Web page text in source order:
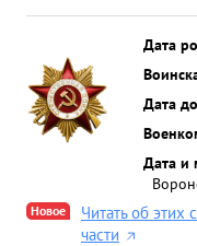
Дата
Дата
Дата и
Новое
Читать об этих
части